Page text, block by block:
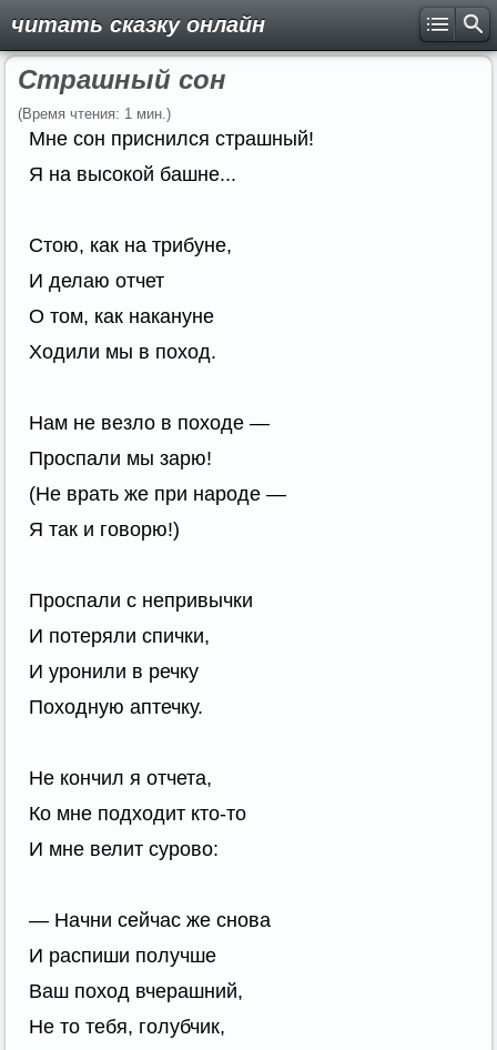
читать сказку онлайн
Страшный сон
(Время чтения: 1 мин.)
Мне сон приснился страшный!
Я на высокой башне...
Стою, как на трибуне,
И делаю отчет
О том, как накануне
Ходили мы в поход.
Нам не везло в походе —
Проспали мы зарю!
(Не врать же при народе —
Я так и говорю!)
Проспали с непривычки
И потеряли спички,
И уронили в речку
Походную аптечку.
Не кончил я отчета,
Ко мне подходит кто-то
И мне велит сурово:
— Начни сейчас же снова
И распиши получше
Ваш поход вчерашний,
Не то тебя, голубчик,